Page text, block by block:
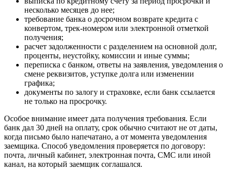
несколько месяцев до нее;
требование банка о досрочном возврате кредита с
конвертом, трек-номером или электронной отметкой
получения;
расчет задолженности с разделением на основной долг,
проценты, неустойку, комиссии и иные суммы;
переписка с банком, ответы на заявления, уведомления о
смене реквизитов, уступке долга или изменении
графика;
документы по залогу и страховке, если банк ссылается
не только на просрочку.
Особое внимание имеет дата получения требования. Если
банк дал 30 дней на оплату, срок обычно считают не от даты,
когда письмо было напечатано, а от момента уведомления
заемщика. Способ уведомления проверяется по договору:
почта, личный кабинет, электронная почта, СМС или иной
канал, на который заемщик соглашался.